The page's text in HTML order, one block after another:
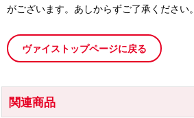
がございます。あしからずご了承ください。
ヴァイストップページに戻る
関連商品